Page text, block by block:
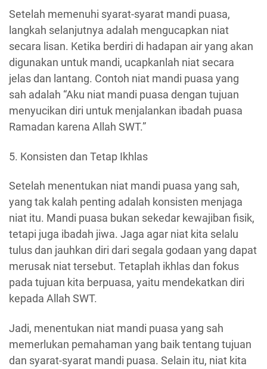
Setelah memenuhi syarat-syarat mandi puasa,
langkah selanjutnya adalah mengucapkan niat
secara lisan. Ketika berdiri di hadapan air yang akan
digunakan untuk mandi, ucapkanlah niat secara
jelas dan lantang. Contoh niat mandi puasa yang
sah adalah “Aku niat mandi puasa dengan tujuan
menyucikan diri untuk menjalankan ibadah puasa
Ramadan karena Allah SWT.”
5. Konsisten dan Tetap Ikhlas
Setelah menentukan niat mandi puasa yang sah,
yang tak kalah penting adalah konsisten menjaga
niat itu. Mandi puasa bukan sekedar kewajiban fisik,
tetapi juga ibadah jiwa. Jaga agar niat kita selalu
tulus dan jauhkan diri dari segala godaan yang dapat
merusak niat tersebut. Tetaplah ikhlas dan fokus
pada tujuan kita berpuasa, yaitu mendekatkan diri
kepada Allah SWT.
Jadi, menentukan niat mandi puasa yang sah
memerlukan pemahaman yang baik tentang tujuan
dan syarat-syarat mandi puasa. Selain itu, niat kita